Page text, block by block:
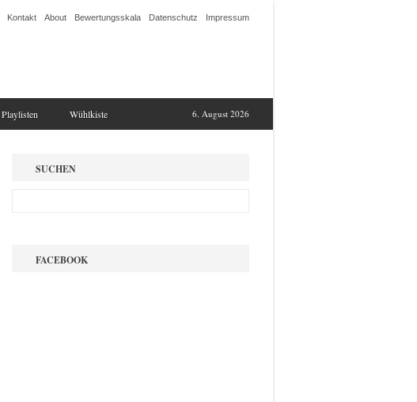
Kontakt About Bewertungsskala Datenschutz Impressum
6. August 2026
Playlisten Wühlkiste
SUCHEN
FACEBOOK